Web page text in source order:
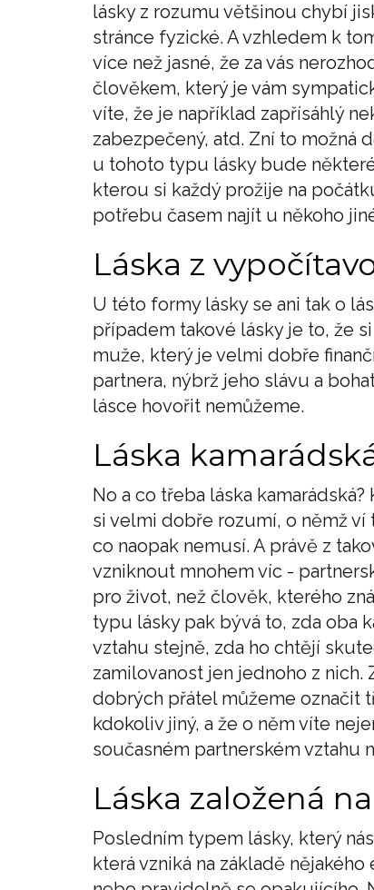
lásky z rozumu většinou chybí
stránce fyzické. A vzhledem k
více než jasné, že za vás
člověkem, který je vám
víte, že je například zapřísáhlý
zabezpečený, atd. Zní to možná
u tohoto typu lásky bude
kterou si každý prožije na
potřebu časem najít u někoho
Láska z
U této formy lásky se ani tak o
případem takové lásky je to, že
muže, který je velmi dobře
partnera, nýbrž jeho slávu a
lásce hovořit nemůžeme.
Láska
No a co třeba láska
si velmi dobře rozumí, o němž ví
co naopak nemusí. A právě z
vzniknout mnohem víc -
pro život, než člověk, kterého
typu lásky pak bývá to, zda oba
vztahu stejně, zda ho chtějí
zamilovanost jen jednoho z
dobrých přátel můžeme označit
kdokoliv jiný, a že o něm víte
současném partnerském vztahu
Láska založená
Posledním typem lásky, který
která vzniká na základě